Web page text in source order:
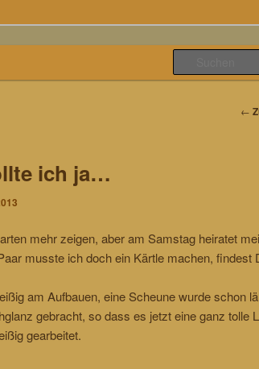
←
ich ja…
mehr zeigen, aber am Samstag heiratet
musste ich doch ein Kärtle machen, findest
am Aufbauen, eine Scheune wurde schon
gebracht, so dass es jetzt eine ganz tolle
gearbeitet.